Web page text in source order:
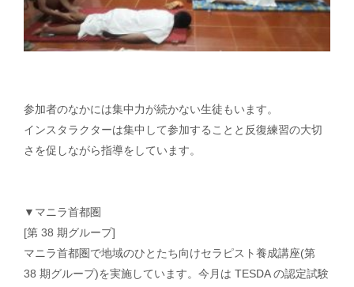
参加者のなかには集中力が続かない生徒もいます。
インスタラクターは集中して参加することと反復練習の大切
さを促しながら指導をしています。
▼マニラ首都圏
[第 38 期グループ]
マニラ首都圏で地域のひとたち向けセラピスト養成講座(第
38 期グループ)を実施しています。今月は TESDA の認定試験